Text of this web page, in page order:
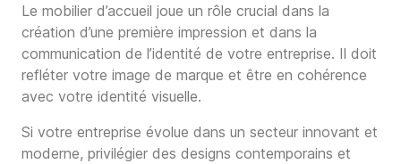
Le mobilier d’accueil joue un rôle crucial dans la
création d’une première impression et dans la
communication de l’identité de votre entreprise. Il doit
refléter votre image de marque et être en cohérence
avec votre identité visuelle.
Si votre entreprise évolue dans un secteur innovant et
moderne, privilégier des designs contemporains et